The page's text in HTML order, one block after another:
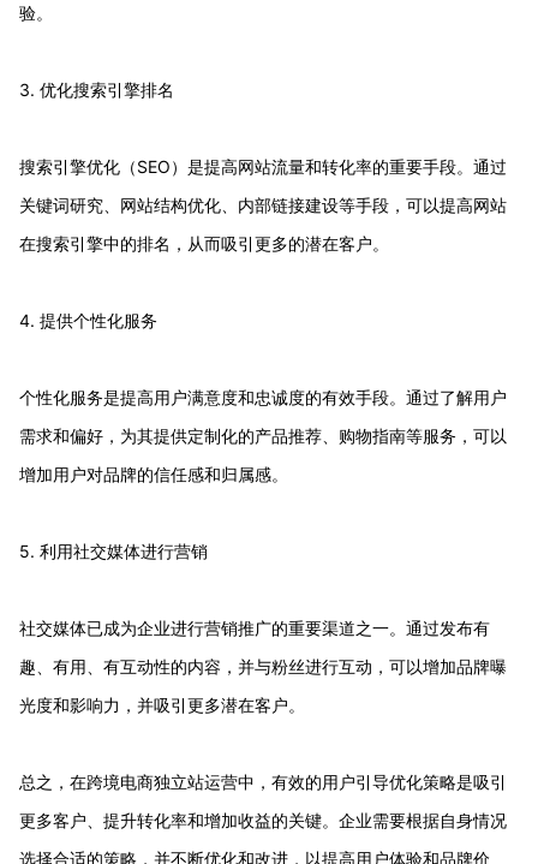
验。
3. 优化搜索引擎排名
搜索引擎优化（SEO）是提高网站流量和转化率的重要手段。通过
关键词研究、网站结构优化、内部链接建设等手段，可以提高网站
在搜索引擎中的排名，从而吸引更多的潜在客户。
4. 提供个性化服务
个性化服务是提高用户满意度和忠诚度的有效手段。通过了解用户
需求和偏好，为其提供定制化的产品推荐、购物指南等服务，可以
增加用户对品牌的信任感和归属感。
5. 利用社交媒体进行营销
社交媒体已成为企业进行营销推广的重要渠道之一。通过发布有
趣、有用、有互动性的内容，并与粉丝进行互动，可以增加品牌曝
光度和影响力，并吸引更多潜在客户。
总之，在跨境电商独立站运营中，有效的用户引导优化策略是吸引
更多客户、提升转化率和增加收益的关键。企业需要根据自身情况
选择合适的策略，并不断优化和改进，以提高用户体验和品牌价